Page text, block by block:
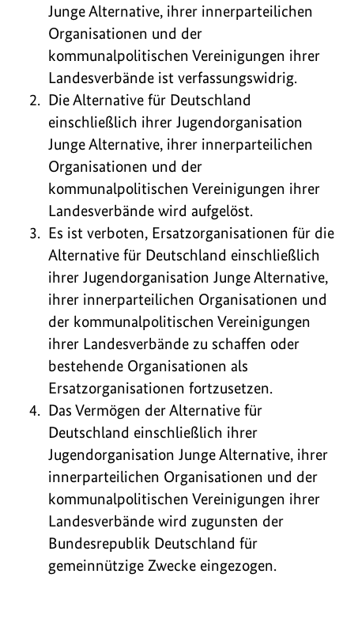
Junge Alternative, ihrer innerparteilichen
Organisationen und der
kommunalpolitischen Vereinigungen ihrer
Landesverbände ist verfassungswidrig.
Die Alternative für Deutschland
einschließlich ihrer Jugendorganisation
Junge Alternative, ihrer innerparteilichen
Organisationen und der
kommunalpolitischen Vereinigungen ihrer
Landesverbände wird aufgelöst.
Es ist verboten, Ersatzorganisationen für die
Alternative für Deutschland einschließlich
ihrer Jugendorganisation Junge Alternative,
ihrer innerparteilichen Organisationen und
der kommunalpolitischen Vereinigungen
ihrer Landesverbände zu schaffen oder
bestehende Organisationen als
Ersatzorganisationen fortzusetzen.
Das Vermögen der Alternative für
Deutschland einschließlich ihrer
Jugendorganisation Junge Alternative, ihrer
innerparteilichen Organisationen und der
kommunalpolitischen Vereinigungen ihrer
Landesverbände wird zugunsten der
Bundesrepublik Deutschland für
gemeinnützige Zwecke eingezogen.